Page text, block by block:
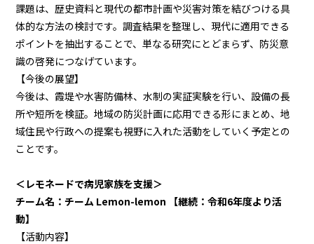
課題は、歴史資料と現代の都市計画や災害対策を結びつける具
体的な方法の検討です。調査結果を整理し、現代に適用できる
ポイントを抽出することで、単なる研究にとどまらず、防災意
識の啓発につなげています。
【今後の展望】
今後は、霞堤や水害防備林、水制の実証実験を行い、設備の長
所や短所を検証。地域の防災計画に応用できる形にまとめ、地
域住民や行政への提案も視野に入れた活動をしていく予定との
ことです。
＜レモネードで病児家族を支援＞
チーム名：チーム Lemon-lemon 【継続：令和6年度より活
動】
【活動内容】